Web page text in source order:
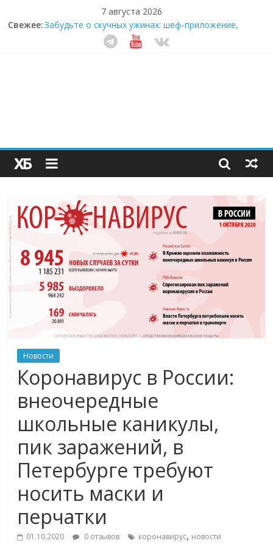
7 августа 2026
Свежее:Забудьте о скучных ужинах: шеф-приложение,
которое видит вашу еду насквозь
Небо зовёт: как бизнес на полётах дронов и
Секрет супергидратации: почему кокосовая вода с
пребиотиками становится главным трендом
здорового питания
Новости
Коронавирус в России:
внеочередные
школьные каникулы,
пик заражений, в
Петербурге требуют
носить маски и
перчатки
01.10.2020 0 отзывов коронавирус, новости